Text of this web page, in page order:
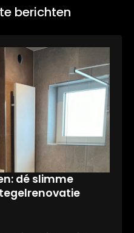
berichten
dé slimme